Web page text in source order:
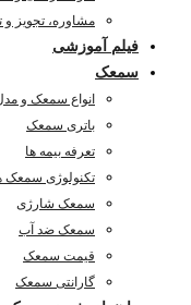
مشاوره، تجویز
فیلم آموزشی
سمعک
انواع سمعک و
باتری سمعک
تعرفه بیمه ها
تکنولوژی سمعک
سمعک شارژی
سمعک ضد آب
قیمت سمعک
گارانتی سمعک